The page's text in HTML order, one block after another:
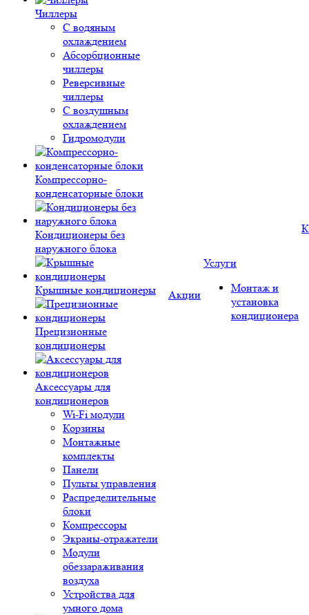
Чиллеры
С водяным
охлаждением
Абсорбционные
чиллеры
Реверсивные
чиллеры
С воздушным
охлаждением
Гидромодули
Компрессорно-
конденсаторные блоки
Кондиционеры без
наружного блока
Крышные кондиционеры
Прецизионные
кондиционеры
Аксессуары для
кондиционеров
Wi-Fi модули
Корзины
Монтажные
комплекты
Панели
Пульты управления
Распределительные
блоки
Компрессоры
Экраны-отражатели
Модули
обеззараживания
воздуха
Устройства для
умного дома
Акции
Услуги
Монтаж и
установка
кондиционера